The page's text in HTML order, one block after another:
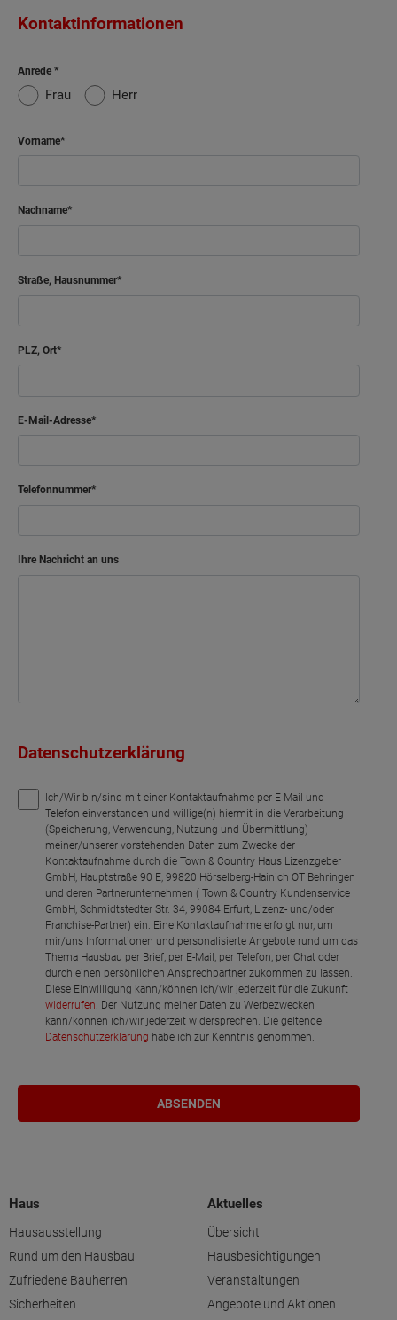
Kontaktinformationen
Anrede
Frau Herr
Vorname
Nachname
Straße, Hausnummer
PLZ, Ort
E-Mail-Adresse
Telefonnummer
Ihre Nachricht an uns
Datenschutzerklärung
Ich/Wir bin/sind mit einer Kontaktaufnahme per E-Mail und
Telefon einverstanden und willige(n) hiermit in die Verarbeitung
(Speicherung, Verwendung, Nutzung und Übermittlung)
meiner/unserer vorstehenden Daten zum Zwecke der
Kontaktaufnahme durch die Town & Country Haus Lizenzgeber
GmbH, Hauptstraße 90 E, 99820 Hörselberg-Hainich OT Behringen
und deren Partnerunternehmen ( Town & Country Kundenservice
GmbH, Schmidtstedter Str. 34, 99084 Erfurt, Lizenz- und/oder
Franchise-Partner) ein. Eine Kontaktaufnahme erfolgt nur, um
mir/uns Informationen und personalisierte Angebote rund um das
Thema Hausbau per Brief, per E-Mail, per Telefon, per Chat oder
durch einen persönlichen Ansprechpartner zukommen zu lassen.
Diese Einwilligung kann/können ich/wir jederzeit für die Zukunft
widerrufen. Der Nutzung meiner Daten zu Werbezwecken
kann/können ich/wir jederzeit widersprechen. Die geltende
Datenschutzerklärung habe ich zur Kenntnis genommen.
Haus
Hausausstellung
Rund um den Hausbau
Zufriedene Bauherren
Sicherheiten
Aktuelles
Übersicht
Hausbesichtigungen
Veranstaltungen
Angebote und Aktionen